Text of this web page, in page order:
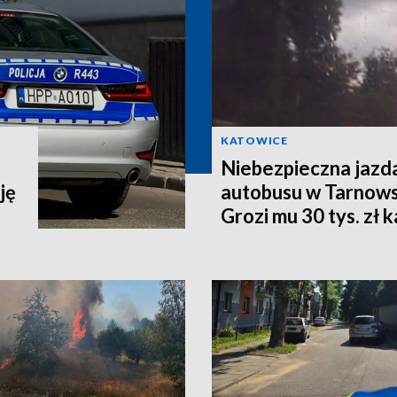
KATOWICE
Niebezpieczna
autobusu w
Grozi mu 30 tys. zł